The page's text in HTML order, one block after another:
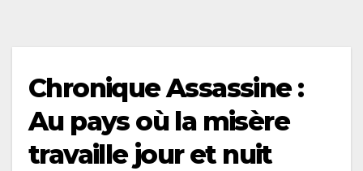
Chronique Assassine :
Au pays où la misère
travaille jour et nuit